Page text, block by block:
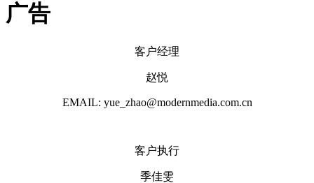
广告
客户经理
赵悦
EMAIL: yue_zhao@modernmedia.com.cn
客户执行
季佳雯